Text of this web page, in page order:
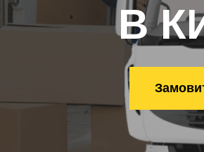
В